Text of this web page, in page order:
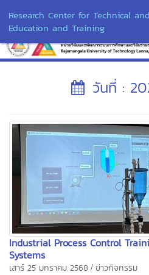
Research Center for Technical
Education and Training
วันที่ :
Industrial Process Control
Systems
เสาร์ 25 มกราคม 2568 / ข่าวกิจกรรม